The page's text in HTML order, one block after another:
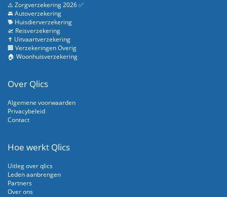
⚠️ Zorgverzekering 2026 ✅
🚘 Autoverzekering
🐕 Huisdierverzekering
🛫 Reisverzekering
✝️ Uitvaartverzekering
🏢 Verzekeringen Overig
🏠 Woonhuisverzekering
Over Qlics
Algemene voorwaarden
Privacybeleid
Contact
Hoe werkt Qlics
Uitleg over qlics
Leden aanbrengen
Partners
Over ons